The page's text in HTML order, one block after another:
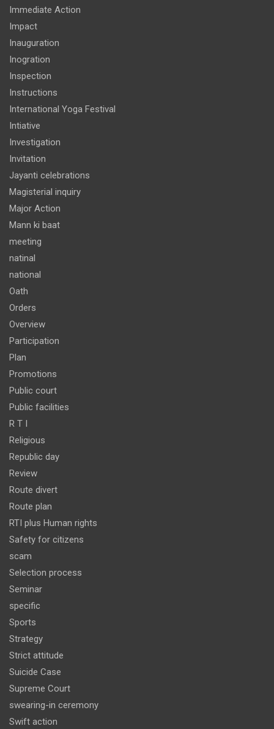
Immediate Action
Impact
Inauguration
Inogration
Inspection
Instructions
International Yoga Festival
Intiative
Investigation
Invitation
Jayanti celebrations
Magisterial inquiry
Major Action
Mann ki baat
meeting
natinal
national
Oath
Orders
Overview
Participation
Plan
Promotions
Public court
Public facilities
R T I
Religious
Republic day
Review
Route divert
Route plan
RTI plus Human rights
Safety for citizens
scam
Selection process
Seminar
specific
Sports
Strategy
Strict attitude
Suicide Case
Supreme Court
swearing-in ceremony
Swift action